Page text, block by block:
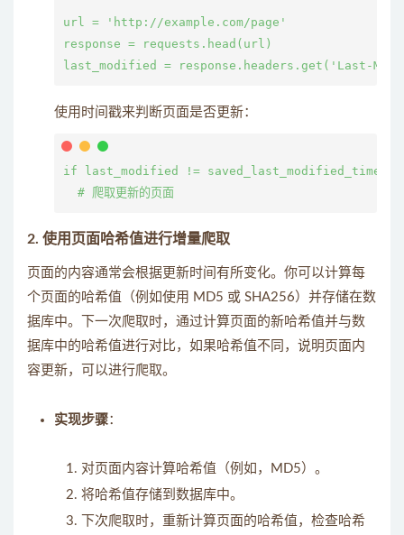
url = 'http://example.com/page'
response = requests.head(url)
使用时间戳来判断页面是否更新：
if last_modified !=
2. 使用页面哈希值进行增量爬取
页面的内容通常会根据更新时间有所变化。你可以计算每
个页面的哈希值（例如使用 MD5 或 SHA256）并存储在数
据库中。下一次爬取时，通过计算页面的新哈希值并与数
据库中的哈希值进行对比，如果哈希值不同，说明页面内
容更新，可以进行爬取。
实现步骤：
对页面内容计算哈希值（例如，MD5）。
将哈希值存储到数据库中。
下次爬取时，重新计算页面的哈希值，检查哈希